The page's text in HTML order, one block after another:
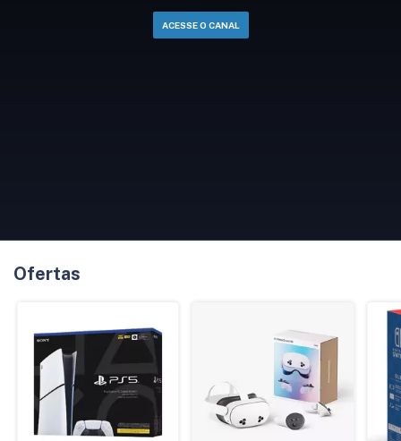
ACESSE O CANAL
Ofertas